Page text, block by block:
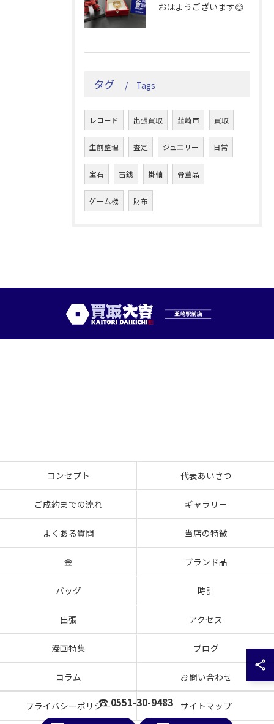
おはようございます😊
タグ Tags
レコード 出張買取 韮崎市 買取
生前整理 査定 ジュエリー 日常
宝石 古銭 掛軸 骨董品
ゲーム機 財布
☎ 0551-30-9483
コンセプト 代表あいさつ
ご成約までの流れ ギャラリー
よくある質問 当店の特徴
金 ブランド品
バッグ 時計
出張 アクセス
漫画特集 ブログ
コラム お問い合わせ
プライバシーポリシー サイトマップ